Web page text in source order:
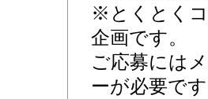
※とくとく
企画です。
ご応募には
ーが必要で